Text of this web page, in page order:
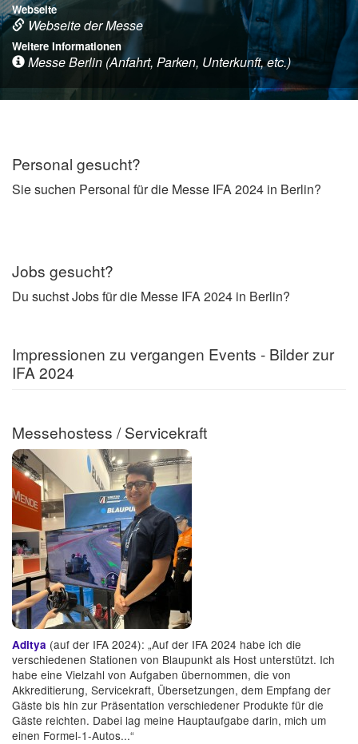
Webseite
Webseite der Messe
Weitere Informationen
Messe Berlin (Anfahrt, Parken, Unterkunft, etc.)
Personal gesucht?
Sie suchen Personal für die Messe IFA 2024 in Berlin?
Jobs gesucht?
Du suchst Jobs für die Messe IFA 2024 in Berlin?
Impressionen zu vergangen Events - Bilder zur
IFA 2024
Messehostess / Servicekraft
Aditya (auf der IFA 2024): „Auf der IFA 2024 habe ich die
verschiedenen Stationen von Blaupunkt als Host unterstützt. Ich
habe eine Vielzahl von Aufgaben übernommen, die von
Akkreditierung, Servicekraft, Übersetzungen, dem Empfang der
Gäste bis hin zur Präsentation verschiedener Produkte für die
Gäste reichten. Dabei lag meine Hauptaufgabe darin, mich um
einen Formel-1-Autos...“